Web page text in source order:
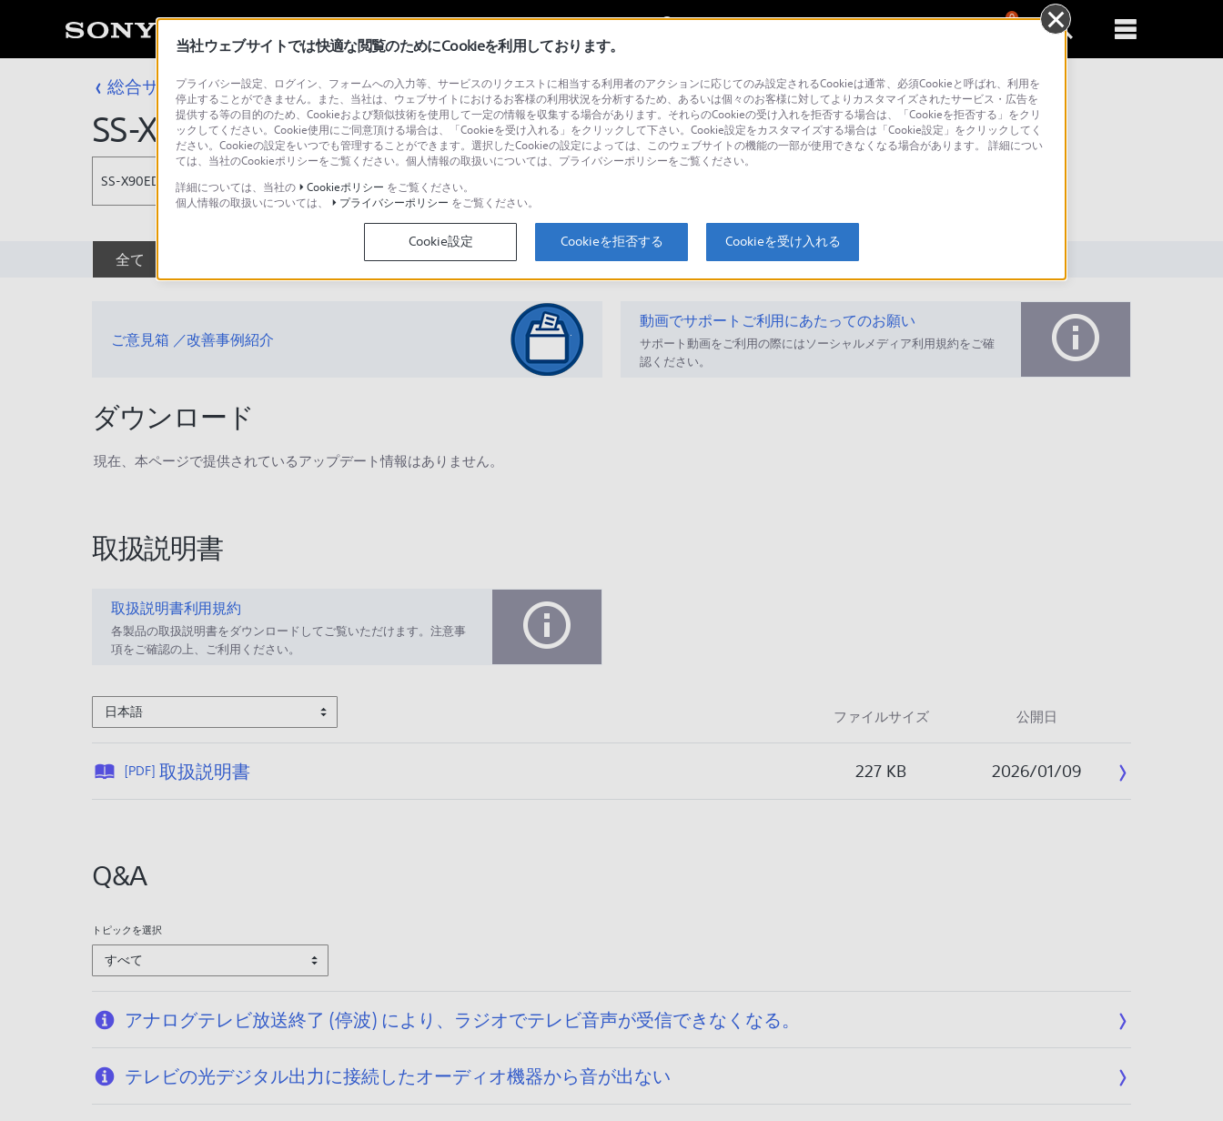
0
総合サポート・お問い合わせ スピーカーシステム
SS-X90ED
SS-X90ED
全て 取扱説明書 Q&A
ご意見箱 ／改善事例紹介
動画でサポートご利用にあたってのお願い
サポート動画をご利用の際にはソーシャルメディア利用規約をご確
認ください。
ダウンロード
現在、本ページで提供されているアップデート情報はありません。
取扱説明書
取扱説明書利用規約
各製品の取扱説明書をダウンロードしてご覧いただけます。注意事
項をご確認の上、ご利用ください。
日本語 ファイルサイズ 公開日
[PDF] 取扱説明書公
/
0
1
/
227 KB 2026/01/09
Q&A
トピックを選択
すべて
アナログテレビ放送終了 (停波) により、ラジオでテレビ音声が受信できなくなる。
テレビの光デジタル出力に接続したオーディオ機器から音が出ない
当社ウェブサイトでは快適な閲覧のためにCookieを利用しております。
プライバシー設定、ログイン、フォームへの入力等、サービスのリクエストに相当する利用者のアクションに応じてのみ設定されるCookieは通常、必須Cookieと呼ばれ、利用を
停止することができません。また、当社は、ウェブサイトにおけるお客様の利用状況を分析するため、あるいは個々のお客様に対してよりカスタマイズされたサービス・広告を
提供する等の目的のため、Cookieおよび類似技術を使用して一定の情報を収集する場合があります。それらのCookieの受け入れを拒否する場合は、「Cookieを拒否する」をクリ
ックしてください。Cookie使用にご同意頂ける場合は、「Cookieを受け入れる」をクリックして下さい。Cookie設定をカスタマイズする場合は「Cookie設定」をクリックしてく
ださい。Cookieの設定をいつでも管理することができます。選択したCookieの設定によっては、このウェブサイトの機能の一部が使用できなくなる場合があります。 詳細につい
ては、当社のCookieポリシーをご覧ください。個人情報の取扱いについては、プライバシーポリシーをご覧ください。
詳細については、当社の
Cookieポリシー をご覧ください。
個人情報の取扱いについては、
プライバシーポリシー をご覧ください。
Cookie設定 Cookieを拒否する Cookieを受け入れる